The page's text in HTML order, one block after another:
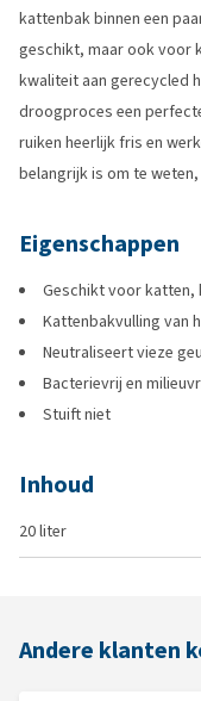
kattenbak binnen een
geschikt, maar ook voor
kwaliteit aan gerecycled
droogproces een
ruiken heerlijk fris en
belangrijk is om te
Eigenschappen
Geschikt voor katten,
Kattenbakvulling van
Neutraliseert vieze
Bacterievrij en
Stuift niet
Inhoud
20 liter
Andere klanten